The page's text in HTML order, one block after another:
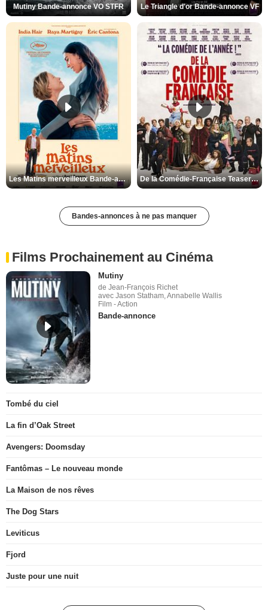
Mutiny Bande-annonce VO STFR Le Triangle d'or Bande-annonce VF
Les Matins merveilleux Bande-annonce VF De la Comédie-Française Teaser VF
Bandes-annonces à ne pas manquer
Films Prochainement au Cinéma
Mutiny
de Jean-François Richet
avec Jason Statham, Annabelle Wallis
Film - Action
Bande-annonce
Tombé du ciel
La fin d’Oak Street
Avengers: Doomsday
Fantômas – Le nouveau monde
La Maison de nos rêves
The Dog Stars
Leviticus
Fjord
Juste pour une nuit